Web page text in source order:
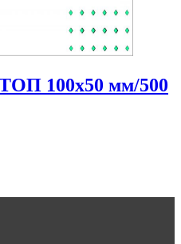
100х50 мм/500